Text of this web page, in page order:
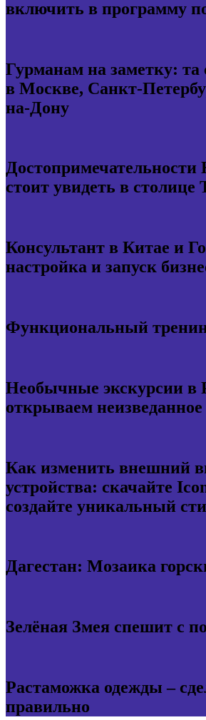
включить в программу
Гурманам на заметку: та
в Москве, Санкт-
на-Дону
Достопримечательности
стоит увидеть в столице
Консультант в Китае и
настройка и запуск
Функциональный
Необычные экскурсии в
открываем неизведанное
Как изменить внешний
устройства: скачайте
создайте уникальный
Дагестан: Мозаика
Зелёная Змея спешит с
Растаможка одежды –
правильно